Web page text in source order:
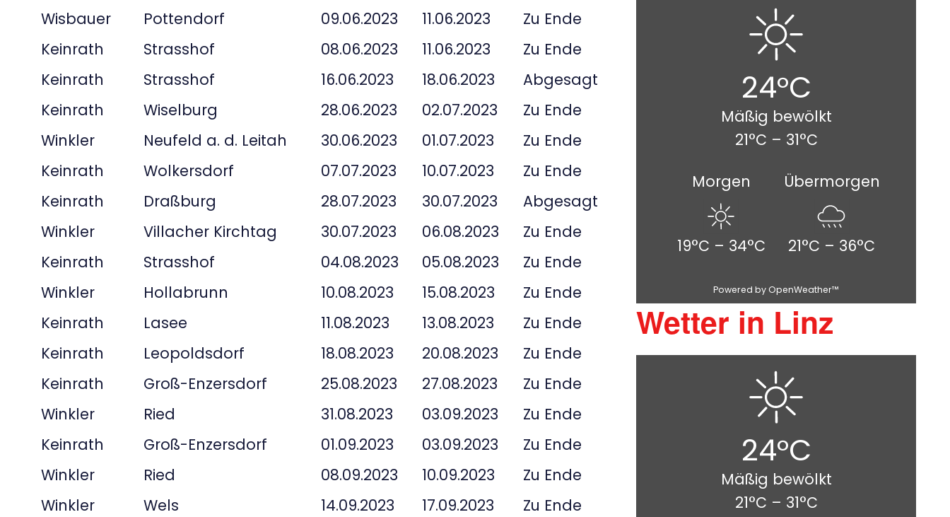
Wisbauer
Pottendorf 09.06.2023 11.06.2023
Zu Ende
Keinrath
Strasshof 08.06.2023 11.06.2023
Zu Ende
Keinrath
Strasshof 16.06.2023 18.06.2023
Abgesagt
Keinrath
Wiselburg 28.06.2023 02.07.2023
Zu Ende
Winkler
Neufeld a. d. Leitah 30.06.2023 01.07.2023
Zu Ende
Keinrath
Wolkersdorf 07.07.2023 10.07.2023
Zu Ende
Keinrath
Draßburg 28.07.2023 30.07.2023
Abgesagt
Winkler
Villacher Kirchtag 30.07.2023 06.08.2023
Zu Ende
Keinrath
Strasshof 04.08.2023 05.08.2023
Zu Ende
Winkler
Hollabrunn 10.08.2023 15.08.2023
Zu Ende
Keinrath
Lasee 11.08.2023 13.08.2023
Zu Ende
Keinrath
Leopoldsdorf 18.08.2023 20.08.2023
Zu Ende
Keinrath
Groß-Enzersdorf 25.08.2023 27.08.2023
Zu Ende
Winkler
Ried 31.08.2023 03.09.2023
Zu Ende
Keinrath
Groß-Enzersdorf 01.09.2023 03.09.2023
Zu Ende
Winkler
Ried 08.09.2023 10.09.2023
Zu Ende
Winkler
Wels 14.09.2023 17.09.2023
Zu Ende
24°C
Mäßig bewölkt
21°C – 31°C
Morgen
19°C – 34°C
Übermorgen
21°C – 36°C
Powered by OpenWeather™
Wetter in Linz
24°C
Mäßig bewölkt
21°C – 31°C